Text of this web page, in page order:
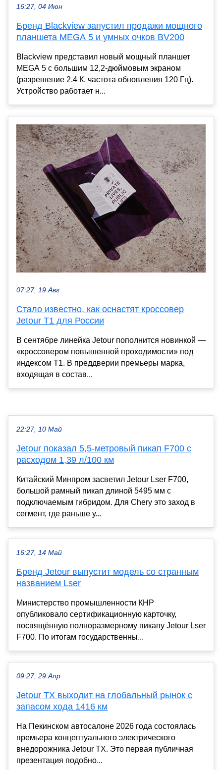
16:27, 04 Июн
Бренд Blackview запустил продажи мощного
планшета MEGA 5 и умных очков BV200
Blackview представил новый мощный планшет
MEGA 5 с большим 12,2-дюймовым экраном
(разрешение 2.4 К, частота обновления 120 Гц).
Устройство работает н...
07:27, 19 Авг
Стало известно, как оснастят кроссовер
Jetour T1 для России
В сентябре линейка Jetour пополнится новинкой —
«кроссовером повышенной проходимости» под
индексом T1. В преддверии премьеры марка,
входящая в состав...
22:27, 10 Май
Jetour показал 5,5-метровый пикап F700 с
расходом 1,39 л/100 км
Китайский Минпром засветил Jetour Lser F700,
большой рамный пикап длиной 5495 мм с
подключаемым гибридом. Для Chery это заход в
сегмент, где раньше у...
16:27, 14 Май
Бренд Jetour выпустит модель со странным
названием Lser
Министерство промышленности КНР
опубликовало сертификационную карточку,
посвящённую полноразмерному пикапу Jetour Lser
F700. По итогам государственны...
09:27, 29 Апр
Jetour TX выходит на глобальный рынок с
запасом хода 1416 км
На Пекинском автосалоне 2026 года состоялась
премьера концептуального электрического
внедорожника Jetour TX. Это первая публичная
презентация подобно...